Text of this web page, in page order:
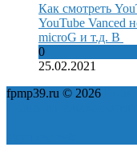
Как смотреть
YouTube Vanced
microG и т.д. В
0
25.02.2021
fpmp39.ru © 2026